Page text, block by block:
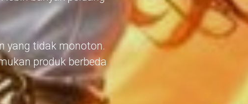
yang tidak monoton.
produk berbeda